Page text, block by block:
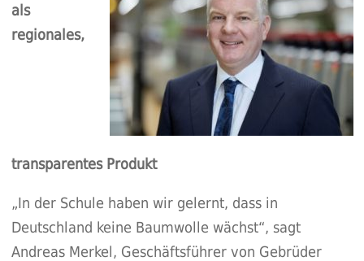
als
regionales,
transparentes Produkt
„In der Schule haben wir gelernt, dass in
Deutschland keine Baumwolle wächst“, sagt
Andreas Merkel, Geschäftsführer von Gebrüder